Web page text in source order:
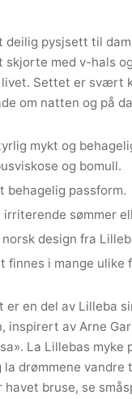
deilig pysjsett til
skjorte med v-hals
Settet er svært
om natten og på
mykt og
og bomull.
behagelig passform.
irriterende sømmer
design fra
finnes i mange ulike
er en del av Lilleba
inspirert av Arne
La Lillebas myke
la drømmene
havet bruse, se